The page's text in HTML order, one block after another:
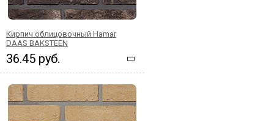
Кирпич облицовочный Hamar
DAAS BAKSTEEN
36.45 руб.